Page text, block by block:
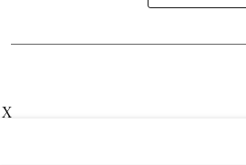
X